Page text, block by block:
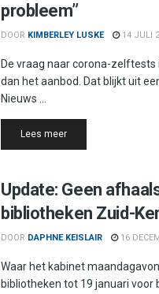
probleem”
DOOR KIMBERLEY LUSKE 14 JULI
De vraag naar corona-
dan het aanbod. Dat blijkt uit
Nieuws ...
Lees meerDetails
Update: Geen
bibliotheken Zuid-
DOOR DAPHNE KEISLAIR 16
Waar het kabinet
bibliotheken tot 19 januari voor